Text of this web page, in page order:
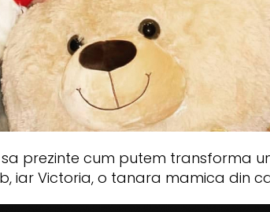
prezinte cum putem transforma
iar Victoria, o tanara mamica din